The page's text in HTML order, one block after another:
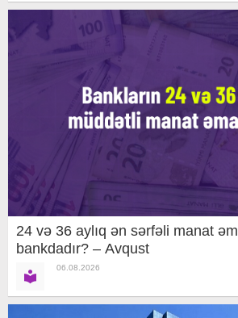
24 və 36 aylıq ən sərfəli manat
bankdadır? – Avqust
06.08.2026